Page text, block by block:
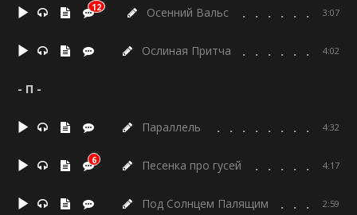
12 Осенний Вальс 3:07
Ослиная Притча 4:02
- П -
Параллель 4:32
6 Песенка про гусей 4:17
Под Солнцем Палящим 2:59